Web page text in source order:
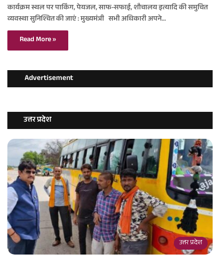
कार्यक्रम स्थल पर पार्किंग, पेयजल, साफ-सफाई, शौचालय इत्यादि की समुचित
व्यवस्था सुनिश्चित की जाएं : मुख्यमंत्री सभी अधिकारी अपने…
Read More »
Advertisement
उत्तर प्रदेश
उत्तर प्रदेश